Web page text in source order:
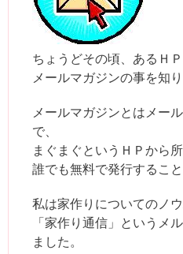
ちょうどその頃、あるＨ
メールマガジンの事を知り
メールマガジンとはメー
で、
まぐまぐというＨＰから
誰でも無料で発行すること
私は家作りについてのノ
「家作り通信」というメ
ました。